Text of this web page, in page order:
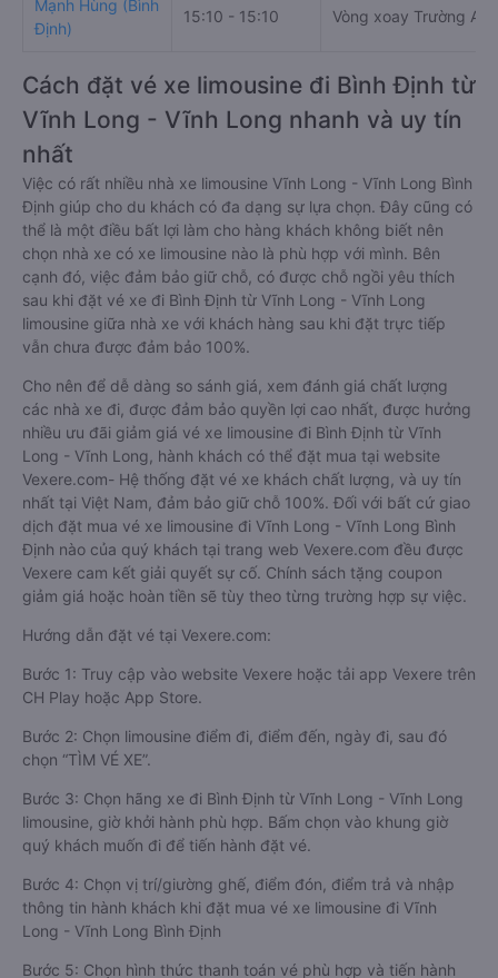
Mạnh Hùng (Bình
Định)
15:10 - 15:10 Vòng xoay Trường An
Cách đặt vé xe limousine đi Bình Định từ
Vĩnh Long - Vĩnh Long nhanh và uy tín
nhất
Việc có rất nhiều nhà xe limousine Vĩnh Long - Vĩnh Long Bình
Định giúp cho du khách có đa dạng sự lựa chọn. Đây cũng có
thể là một điều bất lợi làm cho hàng khách không biết nên
chọn nhà xe có xe limousine nào là phù hợp với mình. Bên
cạnh đó, việc đảm bảo giữ chỗ, có được chỗ ngồi yêu thích
sau khi đặt vé xe đi Bình Định từ Vĩnh Long - Vĩnh Long
limousine giữa nhà xe với khách hàng sau khi đặt trực tiếp
vẫn chưa được đảm bảo 100%.
Cho nên để dễ dàng so sánh giá, xem đánh giá chất lượng
các nhà xe đi, được đảm bảo quyền lợi cao nhất, được hưởng
nhiều ưu đãi giảm giá vé xe limousine đi Bình Định từ Vĩnh
Long - Vĩnh Long, hành khách có thể đặt mua tại website
Vexere.com- Hệ thống đặt vé xe khách chất lượng, và uy tín
nhất tại Việt Nam, đảm bảo giữ chỗ 100%. Đối với bất cứ giao
dịch đặt mua vé xe limousine đi Vĩnh Long - Vĩnh Long Bình
Định nào của quý khách tại trang web Vexere.com đều được
Vexere cam kết giải quyết sự cố. Chính sách tặng coupon
giảm giá hoặc hoàn tiền sẽ tùy theo từng trường hợp sự việc.
Hướng dẫn đặt vé tại Vexere.com:
Bước 1: Truy cập vào website Vexere hoặc tải app Vexere trên
CH Play hoặc App Store.
Bước 2: Chọn limousine điểm đi, điểm đến, ngày đi, sau đó
chọn “TÌM VÉ XE”.
Bước 3: Chọn hãng xe đi Bình Định từ Vĩnh Long - Vĩnh Long
limousine, giờ khởi hành phù hợp. Bấm chọn vào khung giờ
quý khách muốn đi để tiến hành đặt vé.
Bước 4: Chọn vị trí/giường ghế, điểm đón, điểm trả và nhập
thông tin hành khách khi đặt mua vé xe limousine đi Vĩnh
Long - Vĩnh Long Bình Định
Bước 5: Chọn hình thức thanh toán vé phù hợp và tiến hành